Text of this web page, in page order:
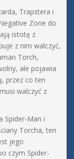
Trapstera i
Zone do
istotę z
z nim walczyć,
Torch,
ale pojawia
przez co ten
walczyć z
Spider-Man i
Torcha, ten
jego
czym Spider-